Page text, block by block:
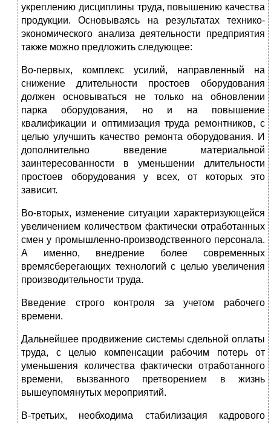
укреплению дисциплины труда, повышению качества
продукции. Основываясь на результатах технико-
экономического анализа деятельности предприятия
также можно предложить следующее:
Во-первых, комплекс усилий, направленный на
снижение длительности простоев оборудования
должен основываться не только на обновлении
парка оборудования, но и на повышение
квалификации и оптимизация труда ремонтников, с
целью улучшить качество ремонта оборудования. И
дополнительно введение материальной
заинтересованности в уменьшении длительности
простоев оборудования у всех, от которых это
зависит.
Во-вторых, изменение ситуации характеризующейся
увеличением количеством фактически отработанных
смен у промышленно-производственного персонала.
А именно, внедрение более современных
времясберегающих технологий с целью увеличения
производительности труда.
Введение строго контроля за учетом рабочего
времени.
Дальнейшее продвижение системы сдельной оплаты
труда, с целью компенсации рабочим потерь от
уменьшения количества фактически отработанного
времени, вызванного претворением в жизнь
вышеупомянутых мероприятий.
В-третьих, необходима стабилизация кадрового